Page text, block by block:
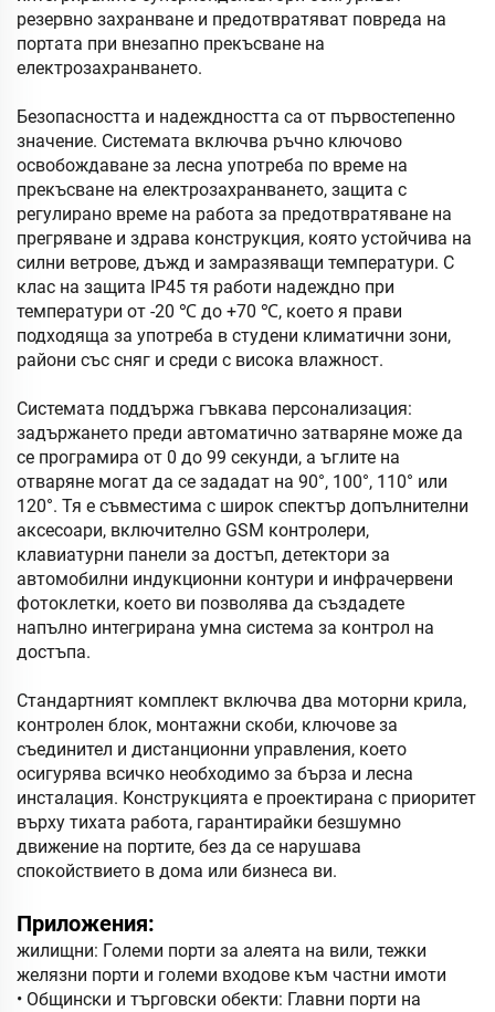
резервно захранване и предотвратяват повреда на
портата при внезапно прекъсване на
електрозахранването.
Безопасността и надеждността са от първостепенно
значение. Системата включва ръчно ключово
освобождаване за лесна употреба по време на
прекъсване на електрозахранването, защита с
регулирано време на работа за предотвратяване на
прегряване и здрава конструкция, която устойчива на
силни ветрове, дъжд и замразяващи температури. С
клас на защита IP45 тя работи надеждно при
температури от -20 ℃ до +70 ℃, което я прави
подходяща за употреба в студени климатични зони,
райони със сняг и среди с висока влажност.
Системата поддържа гъвкава персонализация:
задържането преди автоматично затваряне може да
се програмира от 0 до 99 секунди, а ъглите на
отваряне могат да се зададат на 90°, 100°, 110° или
120°. Тя е съвместима с широк спектър допълнителни
аксесоари, включително GSM контролери,
клавиатурни панели за достъп, детектори за
автомобилни индукционни контури и инфрачервени
фотоклетки, което ви позволява да създадете
напълно интегрирана умна система за контрол на
достъпа.
Стандартният комплект включва два моторни крила,
контролен блок, монтажни скоби, ключове за
съединител и дистанционни управления, което
осигурява всичко необходимо за бърза и лесна
инсталация. Конструкцията е проектирана с приоритет
върху тихата работа, гарантирайки безшумно
движение на портите, без да се нарушава
спокойствието в дома или бизнеса ви.
Приложения:
жилищни: Големи порти за алеята на вили, тежки
желязни порти и големи входове към частни имоти
• Общински и търговски обекти: Главни порти на